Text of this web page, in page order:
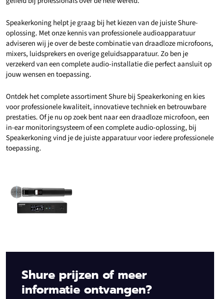
Speakerkoning helpt je graag bij het kiezen van de juiste Shure-
oplossing. Met onze kennis van professionele audioapparatuur
adviseren wij je over de beste combinatie van draadloze microfoons,
mixers, luidsprekers en overige geluidsapparatuur. Zo ben je
verzekerd van een complete audio-installatie die perfect aansluit op
jouw wensen en toepassing.
Ontdek het complete assortiment Shure bij Speakerkoning en kies
voor professionele kwaliteit, innovatieve techniek en betrouwbare
prestaties. Of je nu op zoek bent naar een draadloze microfoon, een
in-ear monitoringsysteem of een complete audio-oplossing, bij
Speakerkoning vind je de juiste apparatuur voor iedere professionele
toepassing.
Shure prijzen of meer
informatie ontvangen?